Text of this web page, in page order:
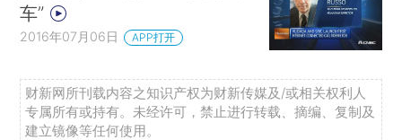
车”
2016年07月06日 APP打开
财新网所刊载内容之知识产权为财新传媒及/或相关权利人
专属所有或持有。未经许可，禁止进行转载、摘编、复制及
建立镜像等任何使用。